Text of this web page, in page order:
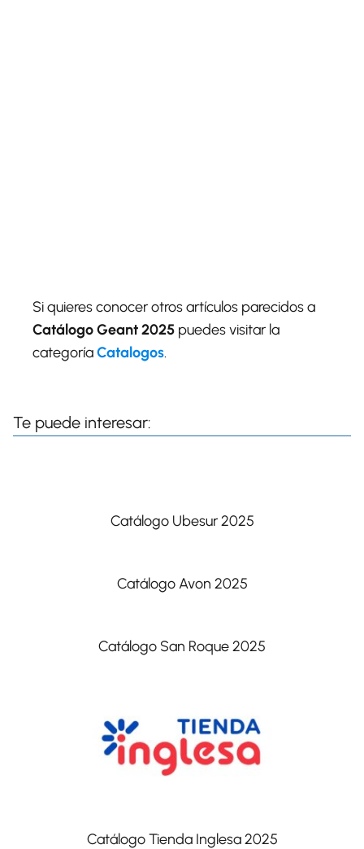
Si quieres conocer otros artículos parecidos a
Catálogo Geant 2025 puedes visitar la
categoríaCatalogos.
Te puede interesar:
Catálogo Ubesur 2025
Catálogo Avon 2025
Catálogo San Roque 2025
Catálogo Tienda Inglesa 2025